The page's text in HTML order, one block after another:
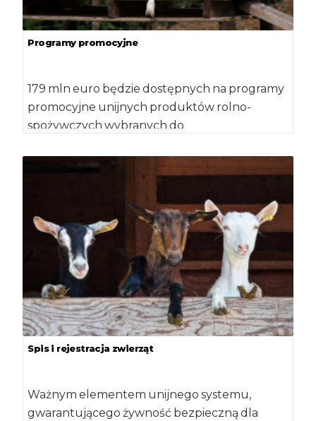
Programy promocyjne
179 mln euro będzie dostępnych na programy
promocyjne unijnych produktów rolno-
spożywczych wybranych do
Spis i rejestracja zwierząt
Ważnym elementem unijnego systemu,
gwarantującego żywność bezpieczną dla